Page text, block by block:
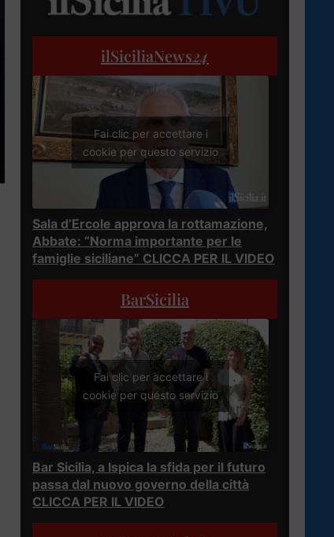
ilSiciliaNews24
Fai clic per accettare i
cookie per questo servizio
Sala d’Ercole approva la rottamazione,
Abbate: “Norma importante per le
famiglie siciliane” CLICCA PER IL VIDEO
BarSicilia
Fai clic per accettare i
cookie per questo servizio
Bar Sicilia, a Ispica la sfida per il futuro
passa dal nuovo governo della città
CLICCA PER IL VIDEO